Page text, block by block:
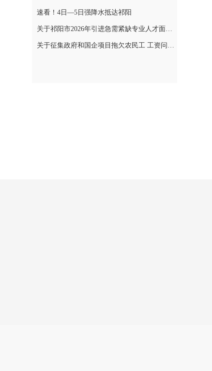
速看！4日—5日强降水抵达祁阳
关于祁阳市2026年引进急需紧缺专业人才面试成绩、 入围体检人员名单及体检相关事项的公告
关于征集政府和国企项目拖欠农民工 工资问题线索的通告